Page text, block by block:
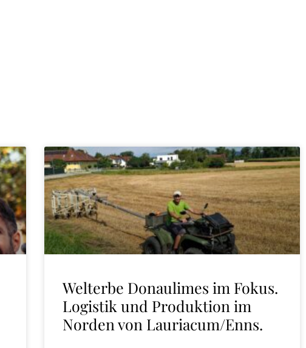
Welterbe Donaulimes im Fokus.
Logistik und Produktion im
Norden von Lauriacum/Enns.